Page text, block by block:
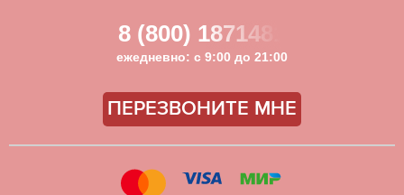
8 (800) 1871481
ежедневно: с 9:00 до 21:00
ПЕРЕЗВОНИТЕ МНЕ